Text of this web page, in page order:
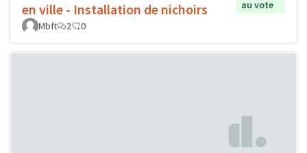
en ville - Installation de nichoirs
au vote
Mbft
2 0